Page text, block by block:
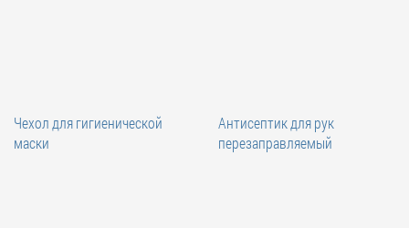
Чехол для гигиенической
маски
Антисептик для рук
перезаправляемый